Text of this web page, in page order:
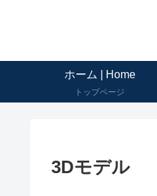
ホーム | Home
トップページ
3Dモデル